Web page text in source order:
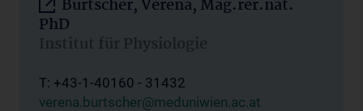
Burtscher, Verena, Mag.rer.nat.
PhD
Institut für Physiologie
T: +43-1-40160 - 31432
verena.burtscher@meduniwien.ac.at